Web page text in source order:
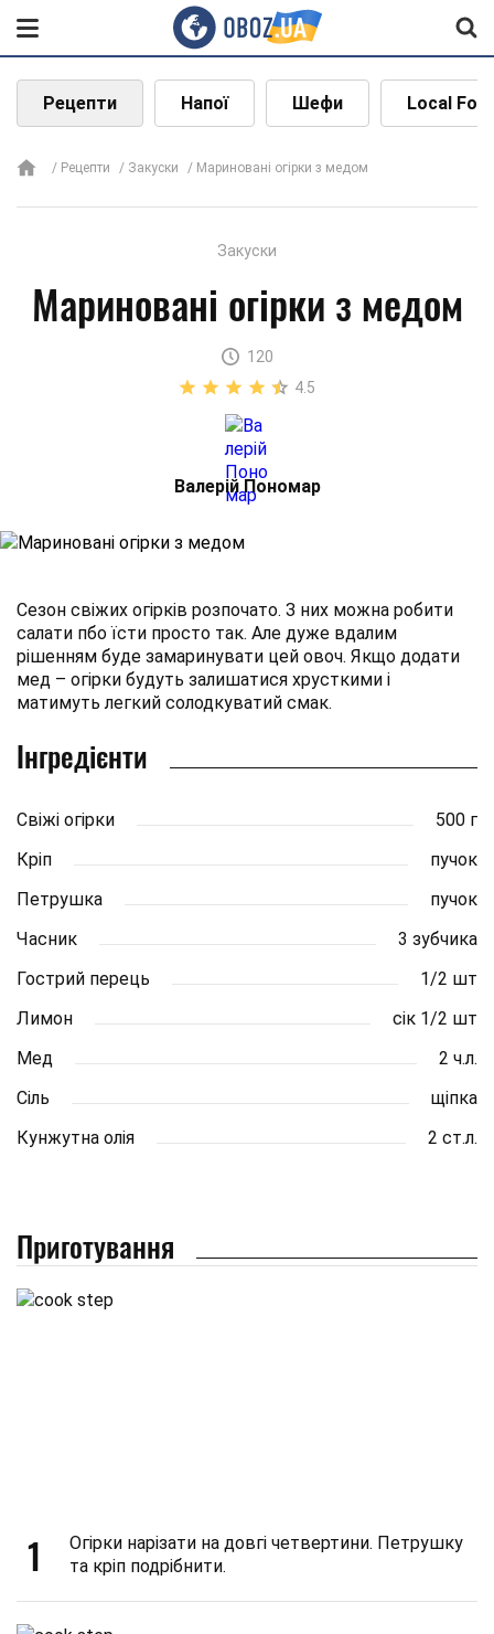
Рецепти Напої Шефи Local
Рецепти Закуски Мариновані огірки з медом
Закуски
Мариновані огірки з медом
120
4.5
Валерій Пономар
Сезон свіжих огірків розпочато. З них можна робити
салати пбо їсти просто так. Але дуже вдалим
рішенням буде замаринувати цей овоч. Якщо додати
мед – огірки будуть залишатися хрусткими і
матимуть легкий солодкуватий смак.
Інгредієнти
Свіжі огірки
500 г
Кріп
пучок
Петрушка
пучок
Часник
3 зубчика
Гострий перець
1/2 шт
Лимон
сік 1/2 шт
Мед
2 ч.л.
Сіль
щіпка
Кунжутна олія
2 ст.л.
Приготування
1
Огірки нарізати на довгі четвертини. Петрушку
та кріп подрібнити.